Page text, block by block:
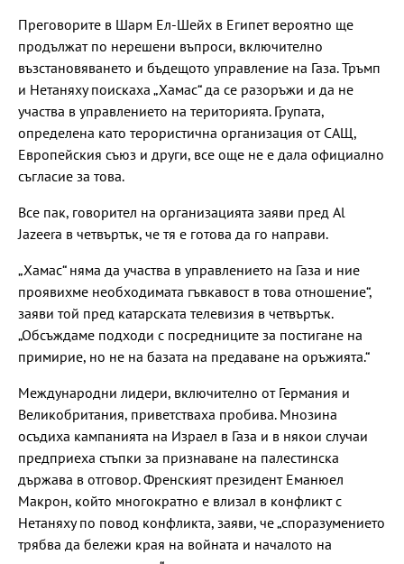
Преговорите в Шарм Ел-Шейх в Египет вероятно ще
продължат по нерешени въпроси, включително
възстановяването и бъдещото управление на Газа. Тръмп
и Нетаняху поискаха „Хамас“ да се разоръжи и да не
участва в управлението на територията. Групата,
определена като терористична организация от САЩ,
Европейския съюз и други, все още не е дала официално
съгласие за това.
Все пак, говорител на организацията заяви пред Al
Jazeera в четвъртък, че тя е готова да го направи.
„Хамас“ няма да участва в управлението на Газа и ние
проявихме необходимата гъвкавост в това отношение“,
заяви той пред катарската телевизия в четвъртък.
„Обсъждаме подходи с посредниците за постигане на
примирие, но не на базата на предаване на оръжията.“
Международни лидери, включително от Германия и
Великобритания, приветстваха пробива. Мнозина
осъдиха кампанията на Израел в Газа и в някои случаи
предприеха стъпки за признаване на палестинска
държава в отговор. Френският президент Еманюел
Макрон, който многократно е влизал в конфликт с
Нетаняху по повод конфликта, заяви, че „споразумението
трябва да бележи края на войната и началото на